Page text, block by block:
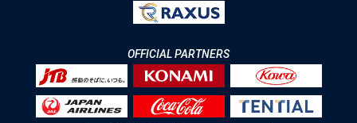
OFFICIAL PARTNERS